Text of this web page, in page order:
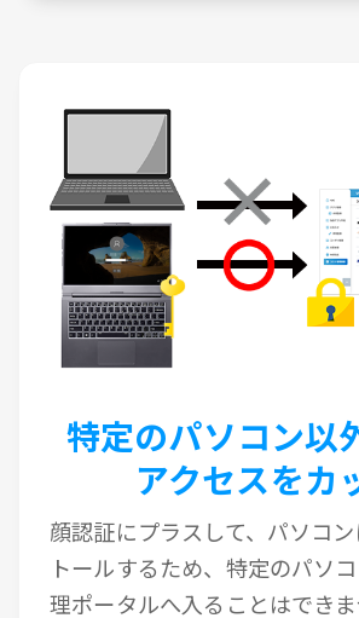
特定のパソコン以
アクセスをカ
顔認証にプラスして、パソコ
トールするため、特定のパソ
理ポータルへ入ることはできま